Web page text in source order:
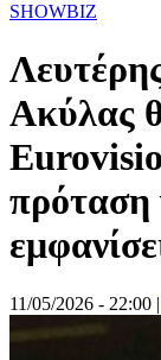
SHOWBIZ
Ακύλας
πρόταση
11/05/2026 - 22:00 |